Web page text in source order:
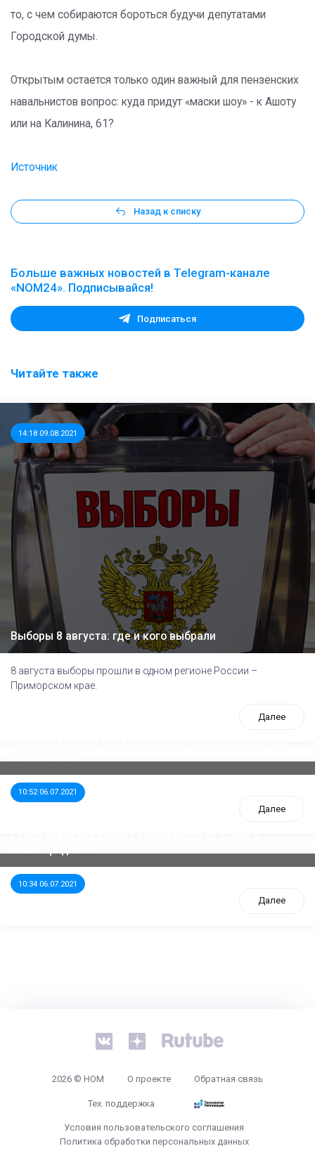
то, с чем собираются бороться будучи депутатами
Городской думы.
Открытым остается только один важный для пензенских
навальнистов вопрос: куда придут «маски шоу» - к Ашоту
или на Калинина, 61?
Источник
Назад к списку
Больше важных новостей в Telegram-канале
«NOM24». Подписывайся!
Подписаться
Читайте также
14:18 09.08.2021
Выборы 8 августа: где и кого выбрали
8 августа выборы прошли в одном регионе России –
Приморском крае.
Далее
10:52 06.07.2021
Далее
10:34 06.07.2021
Далее
2026 © НОМ О проекте Обратная связь
Тех. поддержка
Условия пользовательского соглашения
Политика обработки персональных данных